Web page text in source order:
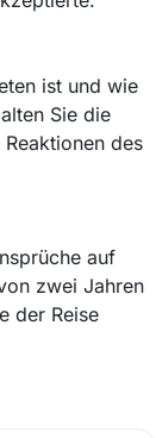
ist und wie
Sie die
des
auf
zwei Jahren
der Reise